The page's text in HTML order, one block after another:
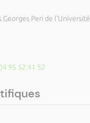
Peri de l'Université
95 52 41 52